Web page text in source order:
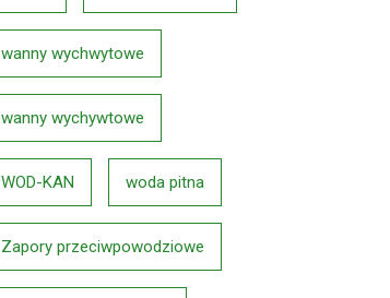
wanny wychwytowe
wanny wychywtowe
WOD-KAN woda pitna
Zapory przeciwpowodziowe